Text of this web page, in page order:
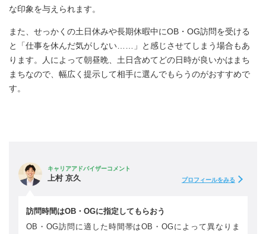
な印象を与えられます。
また、せっかくの土日休みや長期休暇中にOB・OG訪問を受ける
と「仕事を休んだ気がしない……」と感じさせてしまう場合もあ
ります。人によって朝昼晩、土日含めてどの日時が良いかはまち
まちなので、幅広く提示して相手に選んでもらうのがおすすめで
す。
キャリアアドバイザーコメント
上村 京久 プロフィールをみる
訪問時間はOB・OGに指定してもらおう
OB・OG訪問に適した時間帯はOB・OGによって異なりま